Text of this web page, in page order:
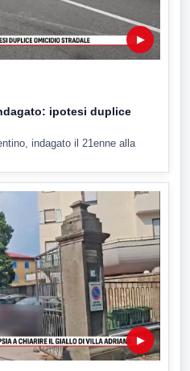
▶
ipotesi duplice
indagato il 21enne alla
▶